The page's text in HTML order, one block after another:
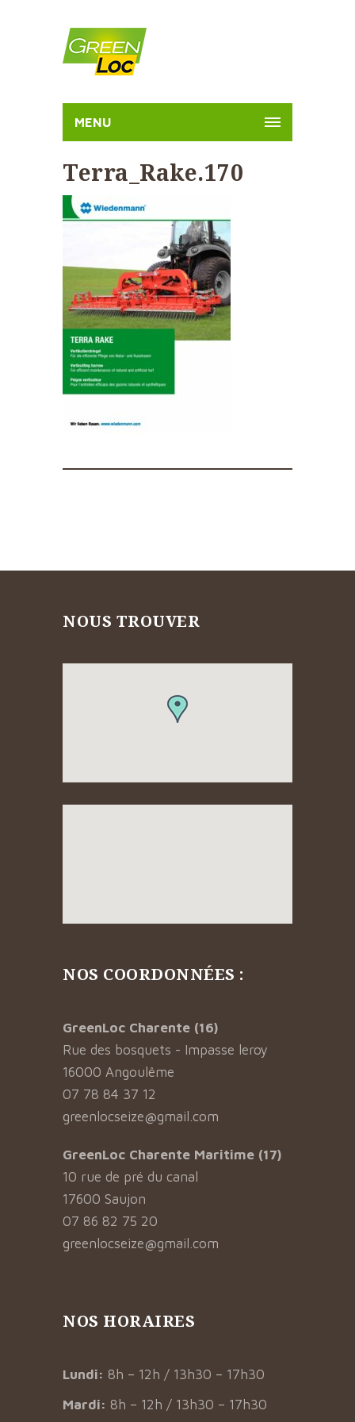
MENU
Terra_Rake.170
NOUS TROUVER
NOS COORDONNÉES :
GreenLoc Charente (16)
Rue des bosquets - Impasse leroy
16000 Angoulême
07 78 84 37 12
greenlocseize@gmail.com
GreenLoc Charente Maritime (17)
10 rue de pré du canal
17600 Saujon
07 86 82 75 20
greenlocseize@gmail.com
NOS HORAIRES
Lundi: 8h – 12h / 13h30 – 17h30
Mardi: 8h – 12h / 13h30 – 17h30